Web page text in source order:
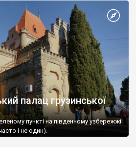
палац грузинської
пункті на південному узбережжі
і не один).